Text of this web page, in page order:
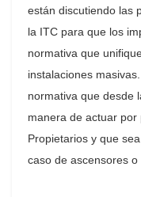
están discutiendo las
la ITC para que los
normativa que
instalaciones
normativa que desde
manera de actuar
Propietarios y que
caso de ascensores o